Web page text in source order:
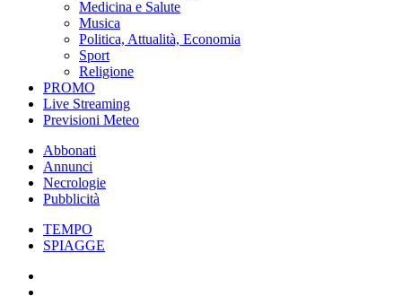
Medicina e Salute
Musica
Politica, Attualità, Economia
Sport
Religione
PROMO
Live Streaming
Previsioni Meteo
Abbonati
Annunci
Necrologie
Pubblicità
TEMPO
SPIAGGE